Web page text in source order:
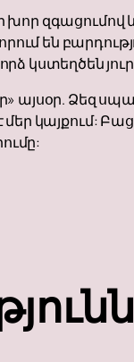
խոր
են
այսօր. Ձեզ
կայքում: Բաց